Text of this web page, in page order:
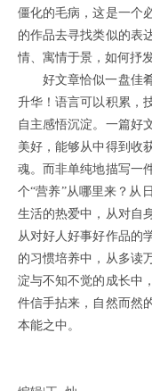
僵化的毛病，这是一个
的作品去寻找类似的表
情、寓情于景，如何抒
好文章恰似一盘佳
升华！语言可以积累，
自主感悟沉淀。一篇好
美好，能够从中得到收
魂。而非单纯地描写一
个“营养”从哪里来？从
生活的热爱中，从对自
从对好人好事好作品的
的习惯培养中，从多读
淀与不知不觉的成长中
件信手拈来，自然而然
本能之中。